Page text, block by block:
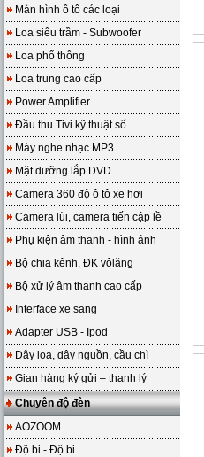
Màn hình ô tô các loại
Loa siêu trầm - Subwoofer
Loa phổ thông
Loa trung cao cấp
Power Amplifier
Đầu thu Tivi kỹ thuật số
Máy nghe nhạc MP3
Mặt dưỡng lắp DVD
Camera 360 độ ô tô xe hơi
Camera lùi, camera tiến cập lề
Phụ kiện âm thanh - hình ảnh
Bộ chia kênh, ĐK vôlăng
Bộ xử lý âm thanh cao cấp
Interface xe sang
Adapter USB - Ipod
Dây loa, dây nguồn, cầu chì
Gian hàng ký gửi – thanh lý
Chuyên độ đèn
AOZOOM
Độ bi - Độ bi